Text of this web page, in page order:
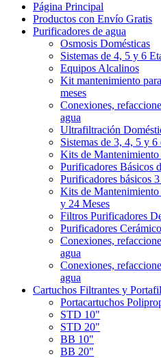
Página Principal
Productos con Envío Gratis
Purificadores de agua
Osmosis Domésticas
Sistemas de 4, 5 y 6
Equipos Alcalinos
Kit mantenimiento
meses
Conexiones,
agua
Ultrafiltración
Sistemas de 3, 4, 5 y 6
Kits de
Purificadores Básicos
Purificadores básicos
Kits de
y 24 Meses
Filtros Purificadores
Purificadores
Conexiones,
agua
Conexiones,
agua
Cartuchos Filtrantes y
Portacartuchos
STD 10"
STD 20"
BB 10"
BB 20"